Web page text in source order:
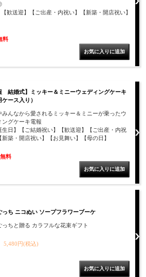
歓送迎】【ご出産・内祝い】【新築・開店祝い】
料
結婚式】ミッキー＆ミニーウェディングケーキ
ケース入り）
みんなから愛されるミッキー＆ミニーが乗ったウ
ングケーキ電報
生日】【ご結婚祝い】【歓送迎】【ご出産・内祝
新築・開店祝い】【お見舞い】【母の日】
料
っち ニコぬい ソープフラワーブーケ
っちと贈る カラフルな花束ギフト
5,480円(税込)